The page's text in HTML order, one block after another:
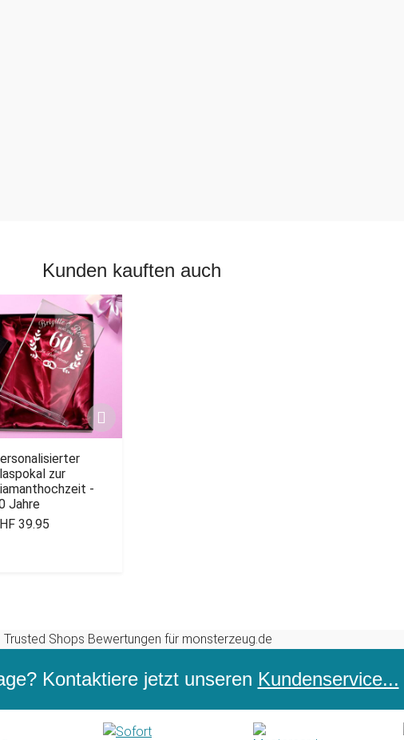
Kunden kauften auch
zur
-
Jahre
39.95
Kontaktiere jetzt unseren Kundenservice...